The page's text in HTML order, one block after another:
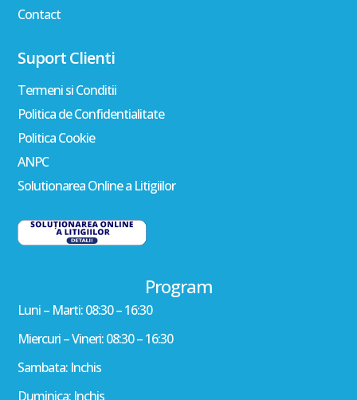
Contact
Suport Clienti
Termeni si Conditii
Politica de Confidentialitate
Politica Cookie
ANPC
Solutionarea Online a Litigiilor
Program
Luni – Marti: 08:30 – 16:30
Miercuri – Vineri: 08:30 – 16:30
Sambata: Inchis
Duminica: Inchis